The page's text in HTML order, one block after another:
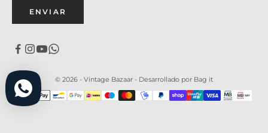
ENVIAR
© 2026 - Vintage Bazaar - Desarrollado por Bag it